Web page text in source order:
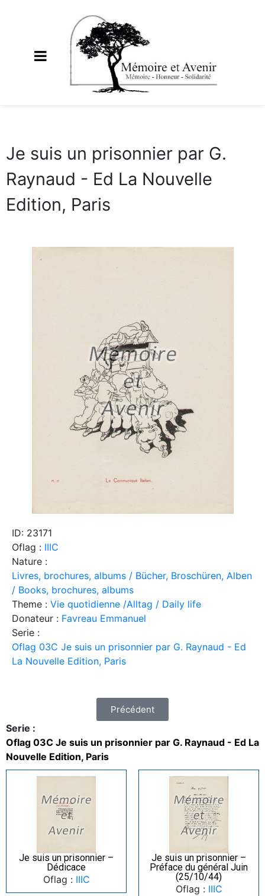
Je suis un prisonnier par G.
Raynaud - Ed La Nouvelle
Edition, Paris
ID: 23171
Oflag : IIIC
Nature :
Livres, brochures, albums / Bücher, Broschüren, Alben
/ Books, brochures, albums
Theme : Vie quotidienne /Alltag / Daily life
Donateur : Favreau Emmanuel
Serie :
Oflag 03C Je suis un prisonnier par G. Raynaud - Ed
La Nouvelle Edition, Paris
Précédent
Serie :
Oflag 03C Je suis un prisonnier par G. Raynaud - Ed La
Nouvelle Edition, Paris
Je suis un prisonnier –
Dédicace
Oflag : IIIC
Je suis un prisonnier –
Préface du général Juin
(25/10/44)
Oflag : IIIC